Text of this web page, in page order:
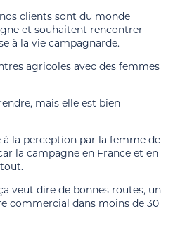
clients sont du monde
et souhaitent rencontrer
à la vie campagnarde.
agricoles avec des femmes
mais elle est bien
la perception par la femme de
la campagne en France et en
veut dire de bonnes routes, un
commercial dans moins de 30